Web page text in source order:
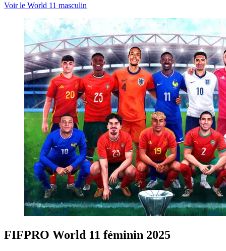
Voir le World 11 masculin
FIFPRO World 11 féminin 2025